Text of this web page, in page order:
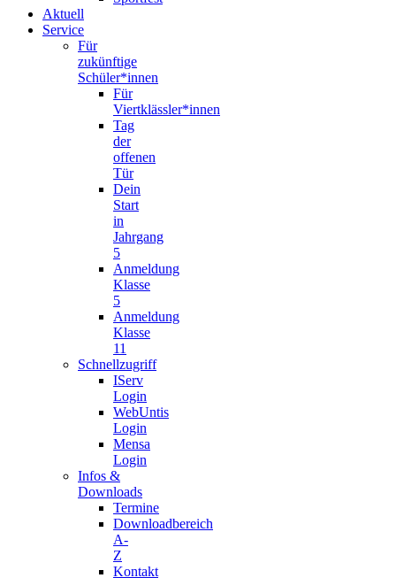
Aktuell
Service
Für
zukünftige
Schüler*innen
Für
Viertklässler*innen
Tag
der
offenen
Tür
Dein
Start
in
Jahrgang
5
Anmeldung
Klasse
5
Anmeldung
Klasse
11
Schnellzugriff
IServ
Login
WebUntis
Login
Mensa
Login
Infos &
Downloads
Termine
Downloadbereich
A-
Z
Kontakt